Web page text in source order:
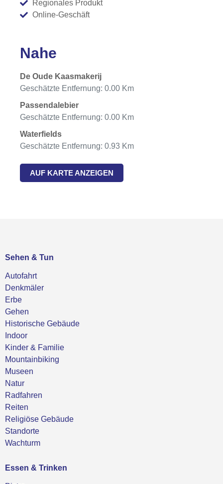
Regionales Produkt
Online-Geschäft
Nahe
De Oude Kaasmakerij
Geschätzte Entfernung: 0.00 Km
Passendalebier
Geschätzte Entfernung: 0.00 Km
Waterfields
Geschätzte Entfernung: 0.93 Km
AUF KARTE ANZEIGEN
Sehen & Tun
Autofahrt
Denkmäler
Erbe
Gehen
Historische Gebäude
Indoor
Kinder & Familie
Mountainbiking
Museen
Natur
Radfahren
Reiten
Religiöse Gebäude
Standorte
Wachturm
Essen & Trinken